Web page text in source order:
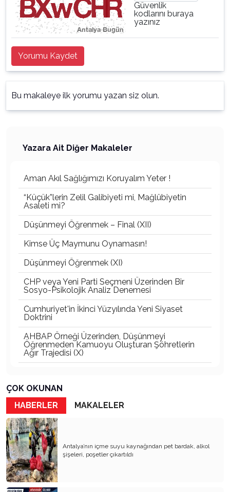
Güvenlik
kodlarını buraya
yazınız
Yorumu Kaydet
Bu makaleye ilk yorumu yazan siz olun.
Yazara Ait Diğer Makaleler
Aman Akıl Sağlığımızı Koruyalım Yeter !
“Küçük”lerin Zelil Galibiyeti mi, Mağlûbiyetin
Asaleti mi?
Düşünmeyi Öğrenmek – Final (XII)
Kimse Üç Maymunu Oynamasın!
Düşünmeyi Öğrenmek (XI)
CHP veya Yeni Parti Seçmeni Üzerinden Bir
Sosyo-Psikolojik Analiz Denemesi
Cumhuriyet'in İkinci Yüzyılında Yeni Siyaset
Doktrini
AHBAP Örneği Üzerinden, Düşünmeyi
Öğrenmeden Kamuoyu Oluşturan Şöhretlerin
Ağır Trajedisi (X)
Jeopolitik Otoriterlik: 21. Yüzyılda Yeni Meşruiyet
Üretme Mekanizması mı?
Nereye Gidiyoruz?
1826 Vak'a-i Hayriye'den 2016 15 Temmuz'una
Düşünmeyi Öğrenmek (VIII)
Siyaset Bilimi ve Sosyal Psikoloji Verileriyle Haluk
Levent ve Ahbap Olayına Bakış
ÇOK OKUNAN
HABERLER
MAKALELER
Antalya’nın içme suyu kaynağından pet bardak, alkol
şişeleri, poşetler çıkartıldı